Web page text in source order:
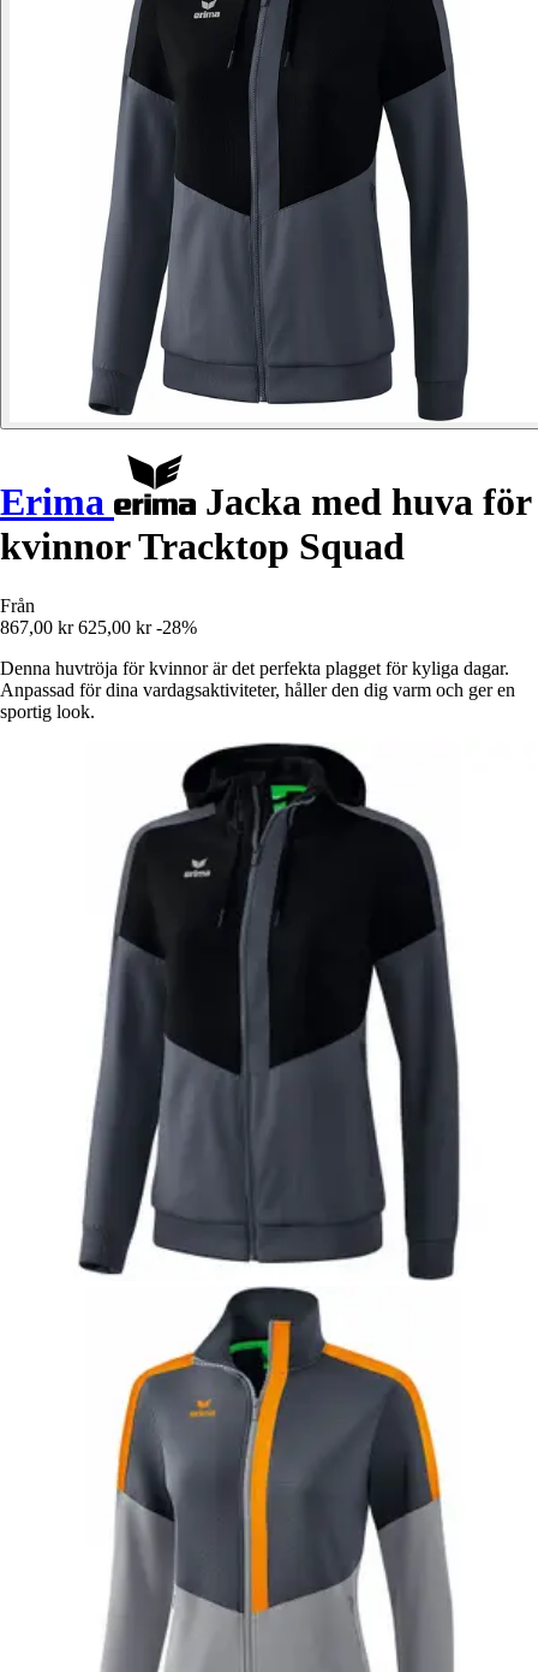
Erima
Jacka med huva för
kvinnor Tracktop Squad
Från
867,00 kr 625,00 kr -28%
Denna huvtröja för kvinnor är det perfekta plagget för kyliga dagar.
Anpassad för dina vardagsaktiviteter, håller den dig varm och ger en
sportig look.